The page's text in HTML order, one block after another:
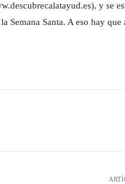
y se
Semana Santa. A eso hay que